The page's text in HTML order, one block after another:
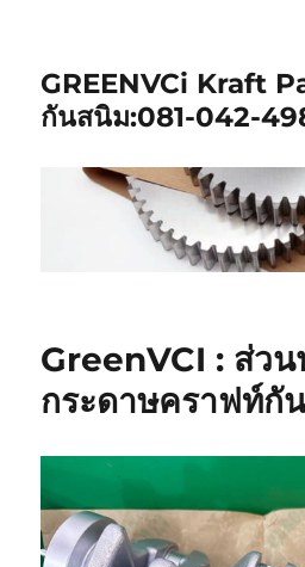
GREENVCi Kraft
กันสนิม:081-042-
GreenVCI : ส่วน
กระดาษคราฟท์กั